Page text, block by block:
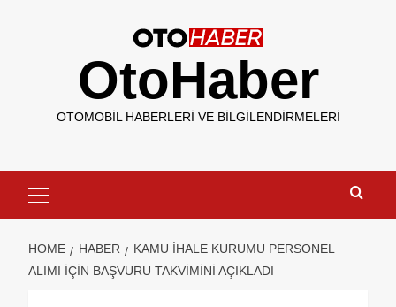
OtoHaber
OTOMOBIL HABERLERI VE BILGILENDIRMELERI
HOME HABER
KAMU İHALE KURUMU PERSONEL
ALIMI IÇIN BAŞVURU TAKVIMINI AÇIKLADI